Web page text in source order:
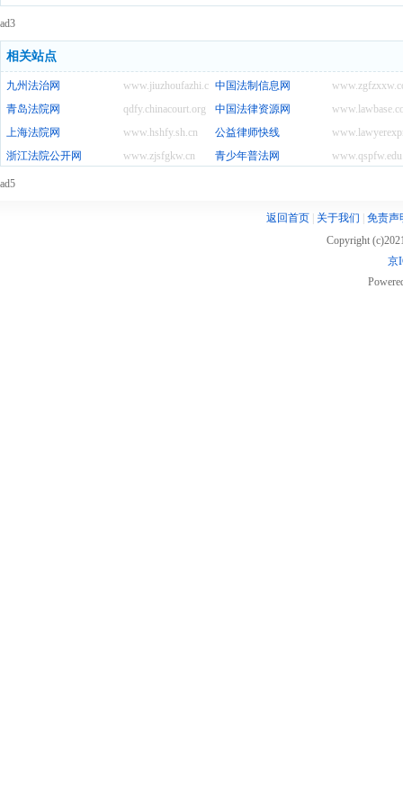
ad3
相关站点
www.jiuzhoufazhi.com
九州法治网
中国法制信息网
qdfy.chinacourt.org
青岛法院网
中国法律资源网
www.hshfy.sh.cn
上海法院网
公益律师快线
www.zjsfgkw.cn
浙江法院公开网 青少年普法网
ad5
返回首页| 关于我们
免责声
Copyright
京